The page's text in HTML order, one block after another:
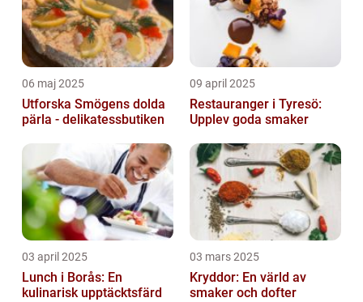
06 maj 2025
Utforska Smögens dolda
pärla - delikatessbutiken
09 april 2025
Restauranger i Tyresö:
Upplev goda smaker
03 april 2025
Lunch i Borås: En
kulinarisk upptäcktsfärd
03 mars 2025
Kryddor: En värld av
smaker och dofter